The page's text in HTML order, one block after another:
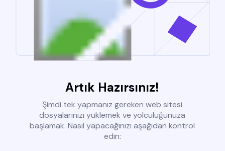
Artık Hazırsınız!
Şimdi tek yapmanız gereken web sitesi
dosyalarınızı yüklemek ve yolculuğunuza
başlamak. Nasıl yapacağınızı aşağıdan kontrol
edin: